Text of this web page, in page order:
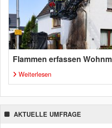
Flammen erfassen
Weiterlesen
AKTUELLE UMFRAGE